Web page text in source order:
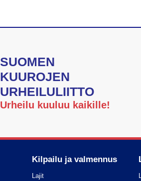
SUOMEN
KUUROJEN
URHEILULIITTO
Urheilu kuuluu kaikille!
Kilpailu ja valmennus
Lajit